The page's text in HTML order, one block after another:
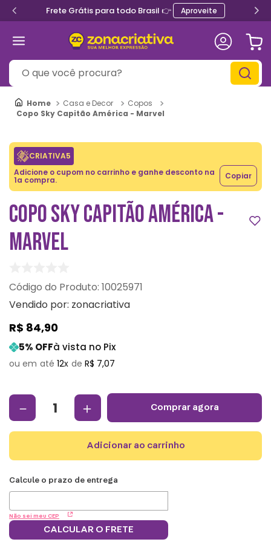
Frete Grátis para todo Brasil 👉 Aproveite
O que você procura?
Casa e Decor
Copos
Copo Sky Capitão América - Marvel
CRIATIVA5
Adicione o cupom no carrinho e ganhe desconto na
1a compra. Copiar
COPO SKY CAPITÃO AMÉRICA -
MARVEL
: 10025971
Vendido por: zonacriativa
R$ 84,90
5% OFFà vista no Pix
12 R$ 7,07
＋
－ comprar agora
adicionar ao carrinho
Não sei meu CEP
CALCULAR O FRETE